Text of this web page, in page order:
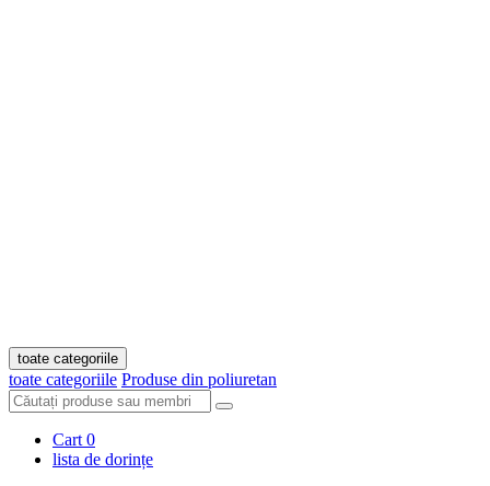
toate categoriile
toate categoriile Produse din poliuretan
Cart 0
lista de dorințe